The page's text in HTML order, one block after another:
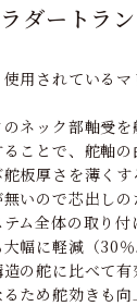
ダートラ
用されている
ネック部軸受
ことで、舵軸
板厚さを薄くす
いので芯出し
ム全体の取り
幅に軽減（30％
の舵に比べて
ため舵効きも向